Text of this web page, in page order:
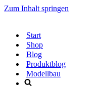
Zum Inhalt springen
Start
Shop
Blog
Produktblog
Modellbau